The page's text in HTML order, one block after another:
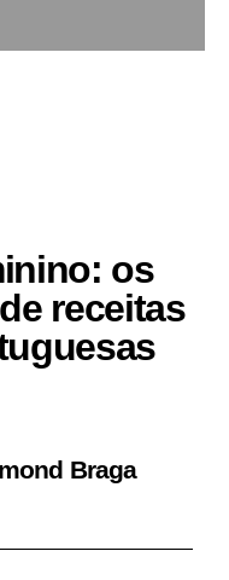
os
receitas
Braga